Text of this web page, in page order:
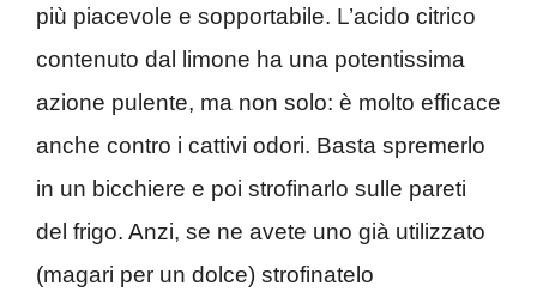
più piacevole e sopportabile. L’acido citrico
contenuto dal limone ha una potentissima
azione pulente, ma non solo: è molto efficace
anche contro i cattivi odori. Basta spremerlo
in un bicchiere e poi strofinarlo sulle pareti
del frigo. Anzi, se ne avete uno già utilizzato
(magari per un dolce) strofinatelo